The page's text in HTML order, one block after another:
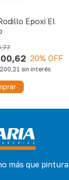
Epoxi El
20% OFF
sin interés
más que pintura